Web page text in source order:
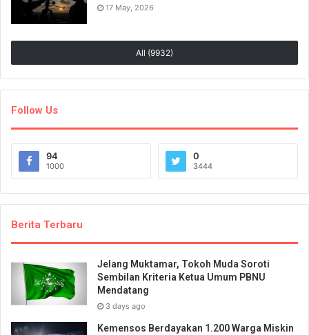
17 May, 2026
All (9932)
Follow Us
94
1000
0
3444
Berita Terbaru
Jelang Muktamar, Tokoh Muda Soroti
Sembilan Kriteria Ketua Umum PBNU
Mendatang
3 days ago
Kemensos Berdayakan 1.200 Warga Miskin